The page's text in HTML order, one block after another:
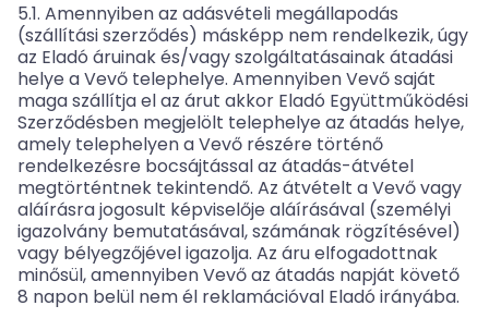
5.1. Amennyiben az adásvételi megállapodás
(szállítási szerződés) másképp nem rendelkezik, úgy
az Eladó áruinak és/vagy szolgáltatásainak átadási
helye a Vevő telephelye. Amennyiben Vevő saját
maga szállítja el az árut akkor Eladó Együttműködési
Szerződésben megjelölt telephelye az átadás helye,
amely telephelyen a Vevő részére történő
rendelkezésre bocsájtással az átadás-átvétel
megtörténtnek tekintendő. Az átvételt a Vevő vagy
aláírásra jogosult képviselője aláírásával (személyi
igazolvány bemutatásával, számának rögzítésével)
vagy bélyegzőjével igazolja. Az áru elfogadottnak
minősül, amennyiben Vevő az átadás napját követő
8 napon belül nem él reklamációval Eladó irányába.